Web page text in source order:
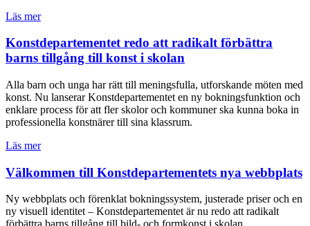
Läs mer
Konstdepartementet redo att radikalt förbättra
barns tillgång till konst i skolan
Alla barn och unga har rätt till meningsfulla, utforskande möten med
konst. Nu lanserar Konstdepartementet en ny bokningsfunktion och
enklare process för att fler skolor och kommuner ska kunna boka in
professionella konstnärer till sina klassrum.
Läs mer
Välkommen till Konstdepartementets nya webbplats
Ny webbplats och förenklat bokningssystem, justerade priser och en
ny visuell identitet – Konstdepartementet är nu redo att radikalt